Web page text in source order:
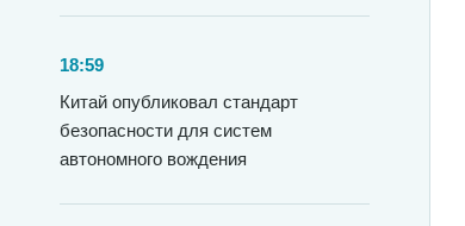
18:59
Китай опубликовал стандарт
безопасности для систем
автономного вождения